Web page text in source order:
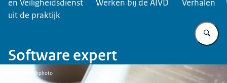
en Veiligheidsdienst
Werken bij de AIVD
Verhalen
uit de praktijk
Software expert
Beeld: © iStockphoto